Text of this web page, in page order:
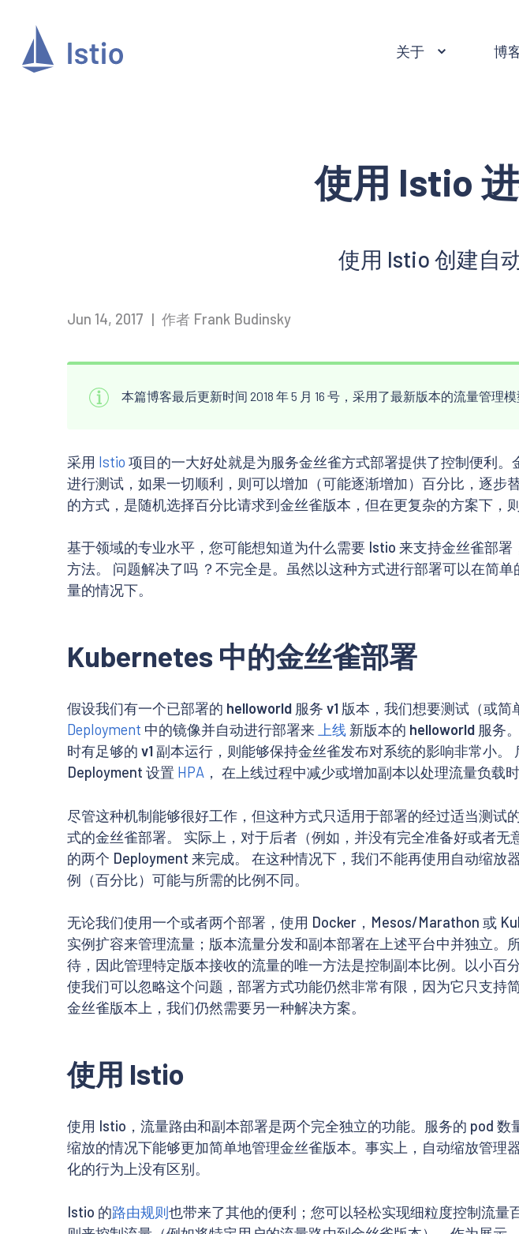
关于 博
使用 Istio
使用 Istio 创建自
Jun 14, 2017 | 作者 Frank Budinsky
本篇博客最后更新时间 2018 年 5 月 16 号，采用了最新版本的流量管理模
采用 Istio 项目的一大好处就是为服务金丝雀方式部署提供了控制便利
进行测试，如果一切顺利，则可以增加（可能逐渐增加）百分比，逐
的方式，是随机选择百分比请求到金丝雀版本，但在更复杂的方案下，
基于领域的专业水平，您可能想知道为什么需要 Istio 来支持金丝雀部
方法。 问题解决了吗 ？不完全是。虽然以这种方式进行部署可以在简
量的情况下。
Kubernetes 中的金丝雀部署
假设我们有一个已部署的 helloworld 服务 v1 版本，我们想要测试（或简
Deployment 中的镜像并自动进行部署来 上线 新版本的 helloworld 服务
时有足够的 v1副本运行，则能够保持金丝雀发布对系统的影响非常小
Deployment 设置 HPA ， 在上线过程中减少或增加副本以处理流量负载
尽管这种机制能够很好工作，但这种方式只适用于部署的经过适当测
式的金丝雀部署。 实际上，对于后者（例如，并没有完全准备好或者
的两个 Deployment 来完成。 在这种情况下，我们不能再使用自动缩
例（百分比）可能与所需的比例不同。
无论我们使用一个或者两个部署，使用 Docker，Mesos/Marathon 或
实例扩容来管理流量；版本流量分发和副本部署在上述平台中并独立。
待，因此管理特定版本接收的流量的唯一方法是控制副本比例。以小百
使我们可以忽略这个问题，部署方式功能仍然非常有限，因为它只支
金丝雀版本上，我们仍然需要另一种解决方案。
使用 Istio
使用 Istio，流量路由和副本部署是两个完全独立的功能。服务的 pod
缩放的情况下能够更加简单地管理金丝雀版本。事实上，自动缩放管
化的行为上没有区别。
Istio 的路由规则也带来了其他的便利；您可以轻松实现细粒度控制流量